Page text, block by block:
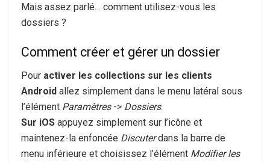
Mais assez parlé… comment utilisez-vous les
dossiers ?
Comment créer et gérer un dossier
Pour activer les collections sur les clients
Android allez simplement dans le menu latéral sous
l’élément Paramètres-> Dossiers.
Sur iOS appuyez simplement sur l’icône et
maintenez-la enfoncée Discuterdans la barre de
menu inférieure et choisissez l’élément Modifier les